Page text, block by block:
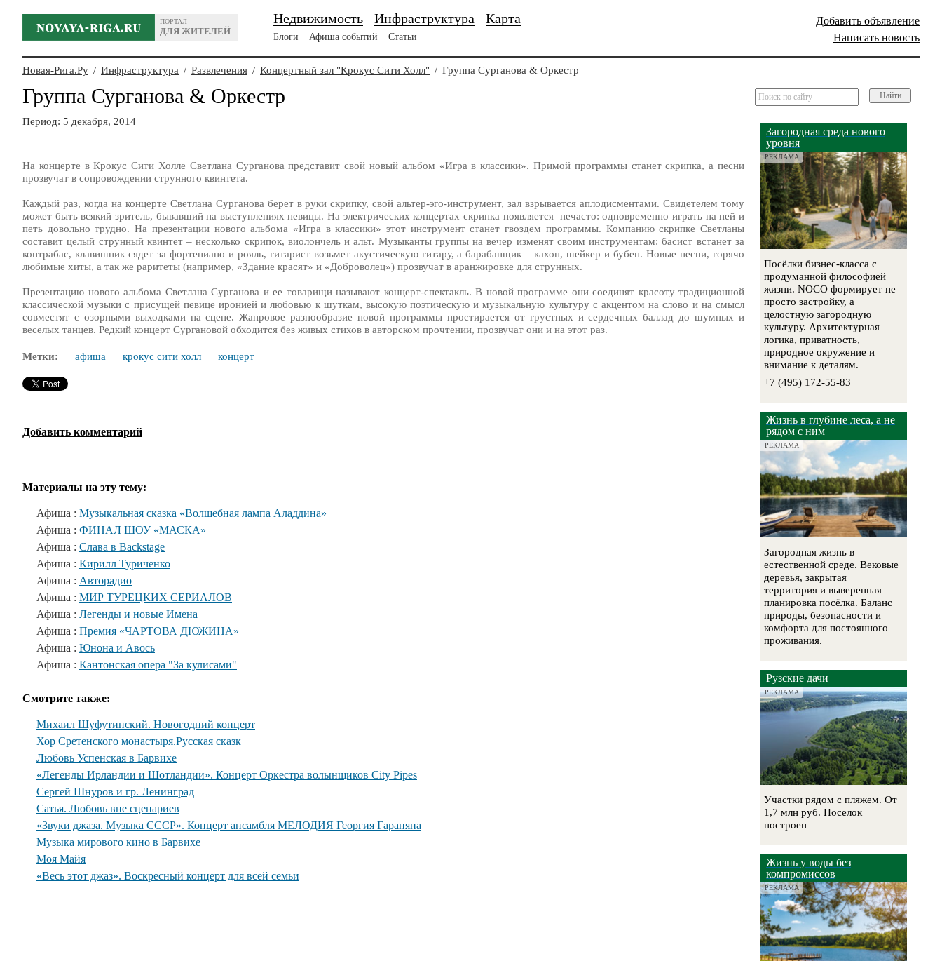
ПОРТАЛ
ДЛЯ ЖИТЕЛЕЙ
Добавить объявление
Написать новость
Недвижимость Инфраструктура Карта
Блоги Афиша событий Статьи
Новая-Рига.Ру / Инфраструктура / Развлечения / Концертный зал "Крокус Сити Холл" / Группа Сурганова & Оркестр
Группа Сурганова & Оркестр
Период: 5 декабря, 2014
На концерте в Крокус Сити Холле Светлана Сурганова представит свой новый альбом «Игра в классики». Примой программы станет скрипка, а песни
прозвучат в сопровождении струнного квинтета.
Каждый раз, когда на концерте Светлана Сурганова берет в руки скрипку, свой альтер-эго-инструмент, зал взрывается аплодисментами. Свидетелем тому
может быть всякий зритель, бывавший на выступлениях певицы. На электрических концертах скрипка появляется нечасто: одновременно играть на ней и
петь довольно трудно. На презентации нового альбома «Игра в классики» этот инструмент станет гвоздем программы. Компанию скрипке Светланы
составит целый струнный квинтет – несколько скрипок, виолончель и альт. Музыканты группы на вечер изменят своим инструментам: басист встанет за
контрабас, клавишник сядет за фортепиано и рояль, гитарист возьмет акустическую гитару, а барабанщик – кахон, шейкер и бубен. Новые песни, горячо
любимые хиты, а так же раритеты (например, «Здание красят» и «Доброволец») прозвучат в аранжировке для струнных.
Презентацию нового альбома Светлана Сурганова и ее товарищи называют концерт-спектакль. В новой программе они соединят красоту традиционной
классической музыки с присущей певице иронией и любовью к шуткам, высокую поэтическую и музыкальную культуру с акцентом на слово и на смысл
совместят с озорными выходками на сцене. Жанровое разнообразие новой программы простирается от грустных и сердечных баллад до шумных и
веселых танцев. Редкий концерт Сургановой обходится без живых стихов в авторском прочтении, прозвучат они и на этот раз.
Метки: афиша крокус сити холл концерт
Добавить комментарий
Материалы на эту тему:
Афиша : Музыкальная сказка «Волшебная лампа Аладдина»
Афиша : ФИНАЛ ШОУ «МАСКА»
Афиша : Слава в Backstage
Афиша : Кирилл Туриченко
Афиша : Авторадио
Афиша : МИР ТУРЕЦКИХ СЕРИАЛОВ
Афиша : Легенды и новые Имена
Афиша : Премия «ЧАРТОВА ДЮЖИНА»
Афиша : Юнона и Авось
Афиша : Кантонская опера "За кулисами"
Смотрите также:
Михаил Шуфутинский. Новогодний концерт
Хор Сретенского монастыря.Русская сказк
Любовь Успенская в Барвихе
«Легенды Ирландии и Шотландии». Концерт Оркестра волынщиков City Pipes
Сергей Шнуров и гр. Ленинград
Сатья. Любовь вне сценариев
«Звуки джаза. Музыка СССР». Концерт ансамбля МЕЛОДИЯ Георгия Гараняна
Музыка мирового кино в Барвихе
Моя Майя
«Весь этот джаз». Воскресный концерт для всей семьи
Найти
Загородная среда нового
уровня
РЕКЛАМА
Посёлки бизнес-класса с
продуманной философией
жизни. NOCO формирует не
просто застройку, а
целостную загородную
культуру. Архитектурная
логика, приватность,
природное окружение и
внимание к деталям.
+7 (495) 172-55-83
Жизнь в глубине леса, а не
рядом с ним
РЕКЛАМА
Загородная жизнь в
естественной среде. Вековые
деревья, закрытая
территория и выверенная
планировка посёлка. Баланс
природы, безопасности и
комфорта для постоянного
проживания.
Рузские дачи
РЕКЛАМА
Участки рядом с пляжем. От
1,7 млн руб. Поселок
построен
Жизнь у воды без
компромиссов
РЕКЛАМА